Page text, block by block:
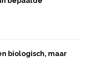
biologisch, maar